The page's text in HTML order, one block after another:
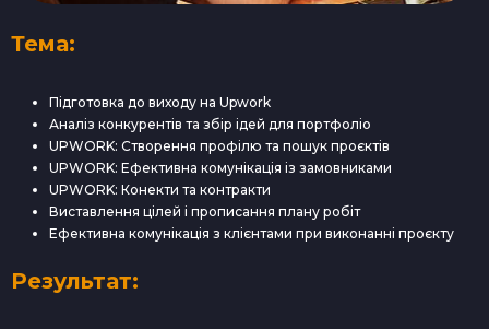
Тема:
Підготовка до виходу на Upwork
Аналіз конкурентів та збір ідей для портфоліо
UPWORK: Створення профілю та пошук проєктів
UPWORK: Ефективна комунікація із замовниками
UPWORK: Конекти та контракти
Виставлення цілей і прописання плану робіт
Ефективна комунікація з клієнтами при виконанні проєкту
Результат: